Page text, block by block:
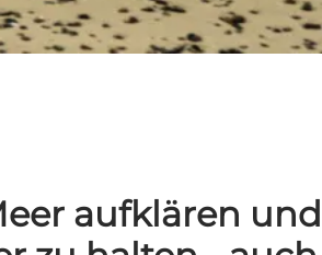
aufklären